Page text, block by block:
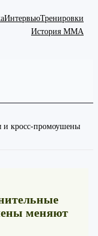
ИнтервьюТренировки
История ММА
и кросс-промоушены
меняют